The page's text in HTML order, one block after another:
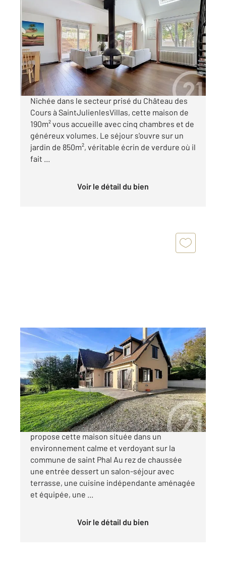
ST JULIEN LES VILLAS 10
191 m , 6 pièces
Ref : 71946
Maison à vendre
399 000 €
Visiter le site dédié
Nichée dans le secteur prisé du Château des
Cours à SaintJulienlesVillas, cette maison de
190m² vous accueille avec cinq chambres et de
généreux volumes. Le séjour s'ouvre sur un
jardin de 850m², véritable écrin de verdure où il
fait ...
Voir le détail du bien
ST PHAL 10
114 m , 5 pièces
Ref : 72011
Maison à vendre
233 000 €
L'agence Century21 Martinot Immobilier vous
propose cette maison située dans un
environnement calme et verdoyant sur la
commune de saint Phal Au rez de chaussée
une entrée dessert un salon-séjour avec
terrasse, une cuisine indépendante aménagée
et équipée, une ...
Voir le détail du bien